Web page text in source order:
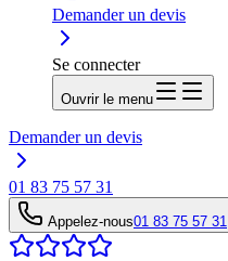
Demander un devis
Se connecter
Ouvrir le menu
Demander un devis
01 83 75 57 31
Appelez-nous01 83 75 57 31